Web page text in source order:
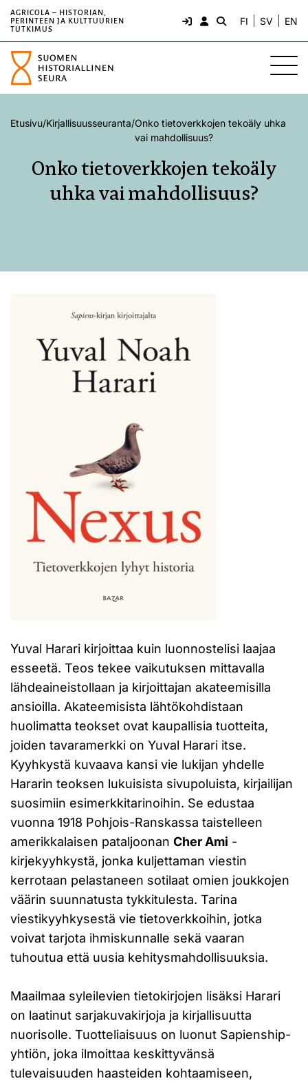
AGRICOLA – HISTORIAN,
PERINTEEN JA KULTTUURIEN
TUTKIMUS
FI SV EN
Etusivu/Kirjallisuusseuranta/Onko tietoverkkojen tekoäly uhka
vai mahdollisuus?
Onko tietoverkkojen tekoäly
uhka vai mahdollisuus?
Yuval Harari kirjoittaa kuin luonnostelisi laajaa
esseetä. Teos tekee vaikutuksen mittavalla
lähdeaineistollaan ja kirjoittajan akateemisilla
ansioilla. Akateemisista lähtökohdistaan
huolimatta teokset ovat kaupallisia tuotteita,
joiden tavaramerkki on Yuval Harari itse.
Kyyhkystä kuvaava kansi vie lukijan yhdelle
Hararin teoksen lukuisista sivupoluista, kirjailijan
suosimiin esimerkkitarinoihin. Se edustaa
vuonna 1918 Pohjois-Ranskassa taistelleen
amerikkalaisen pataljoonan Cher Ami -
kirjekyyhkystä, jonka kuljettaman viestin
kerrotaan pelastaneen sotilaat omien joukkojen
väärin suunnatusta tykkitulesta. Tarina
viestikyyhkysestä vie tietoverkkoihin, jotka
voivat tarjota ihmiskunnalle sekä vaaran
tuhoutua että uusia kehitysmahdollisuuksia.
Maailmaa syleilevien tietokirjojen lisäksi Harari
on laatinut sarjakuvakirjoja ja kirjallisuutta
nuorisolle. Tuotteliaisuus on luonut Sapienship-
yhtiön, joka ilmoittaa keskittyvänsä
tulevaisuuden haasteiden kohtaamiseen,